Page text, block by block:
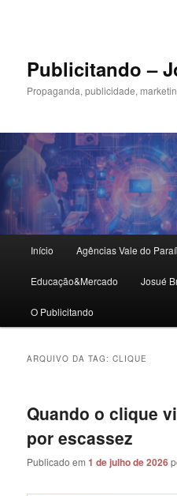
principal
secundárioPublicitando –
Propaganda, publicidade,
principal
Início Agências Vale do
Educação&Mercado Josué
O Publicitando
ARQUIVO DA TAG:CLIQUE
Quando o clique
por escassez
Publicado em1 de julho de 2026